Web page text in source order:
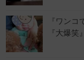
『ワン
『大爆